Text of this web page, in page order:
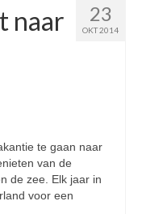
23
OKT 2014
naar
te gaan naar
van de
de zee. Elk jaar in
voor een